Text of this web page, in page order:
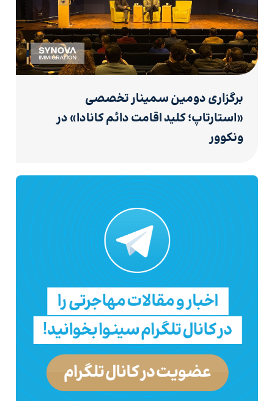
برگزاری دومین سمینار تخصصی
«استارتاپ؛ کلید اقامت دائم کانادا» در
ونکوور